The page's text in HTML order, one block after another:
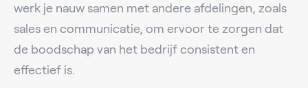
werk je nauw samen met andere afdelingen, zoals
sales en communicatie, om ervoor te zorgen dat
de boodschap van het bedrijf consistent en
effectief is.